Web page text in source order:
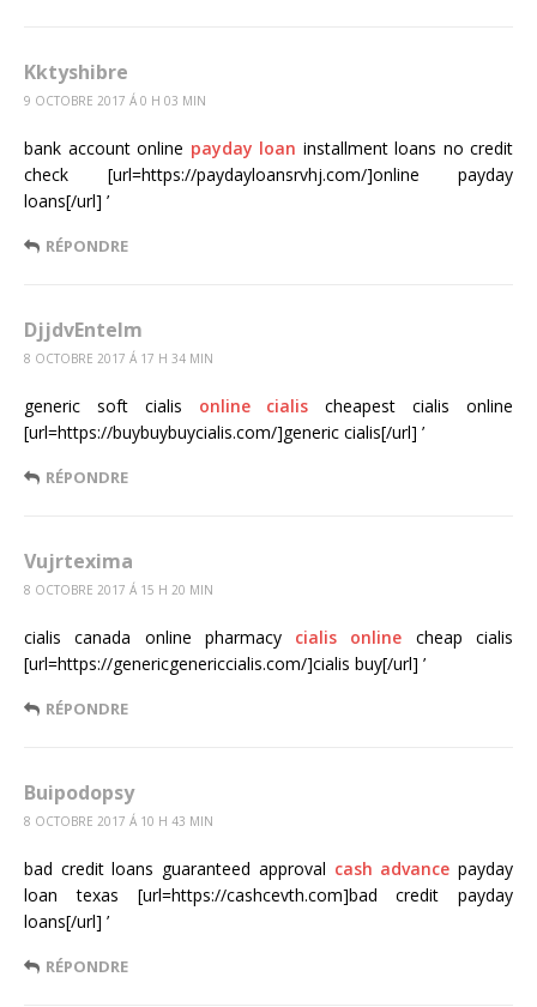
Kktyshibre
9 OCTOBRE 2017 Á 0 H 03 MIN
bank account online payday loan installment loans no credit
check [url=https://paydayloansrvhj.com/]online payday
loans[/url] ’
RÉPONDRE
DjjdvEntelm
8 OCTOBRE 2017 Á 17 H 34 MIN
generic soft cialis online cialis cheapest cialis online
[url=https://buybuybuycialis.com/]generic cialis[/url] ’
RÉPONDRE
Vujrtexima
8 OCTOBRE 2017 Á 15 H 20 MIN
cialis canada online pharmacy cialis online cheap cialis
[url=https://genericgenericcialis.com/]cialis buy[/url] ’
RÉPONDRE
Buipodopsy
8 OCTOBRE 2017 Á 10 H 43 MIN
bad credit loans guaranteed approval cash advance payday
loan texas [url=https://cashcevth.com]bad credit payday
loans[/url] ’
RÉPONDRE